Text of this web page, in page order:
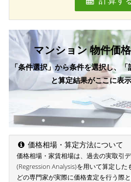
マンション 物件価
「条件選択」から条件を選択し、
と算定結果がここに表
価格相場・算定方法について
価格相場・家賃相場は、過去の実取引
(Regression Analysis)を用いて算定した
どの専門家が実際に価格査定を行う際